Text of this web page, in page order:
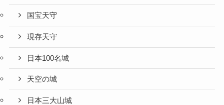
国宝天守
現存天守
日本100名城
天空の城
日本三大山城